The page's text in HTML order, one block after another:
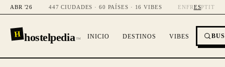
ABR '26 447 CIUDADES · 60 PAÍSES · 16 VIBES EN FRESPTIT
H hostelpedia™ INICIO DESTINOS VIBES